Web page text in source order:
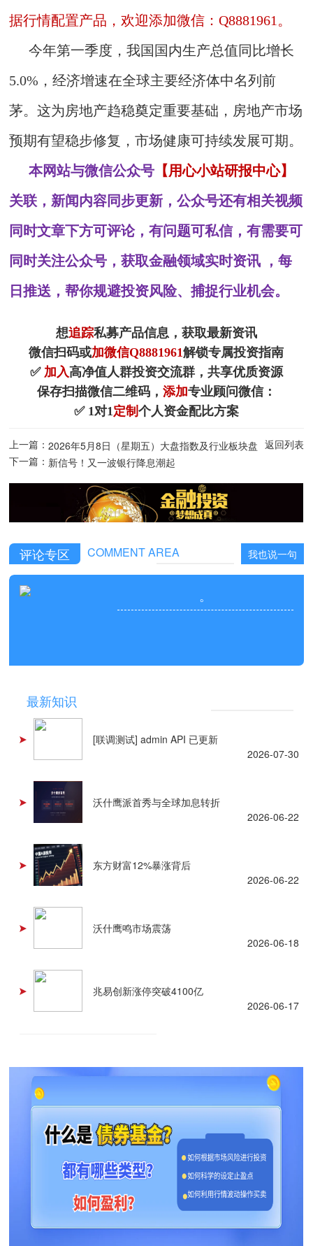
据行情配置产品，欢迎添加微信：Q8881961。
今年第一季度，我国国内生产总值同比增长
5.0%，经济增速在全球主要经济体中名列前
茅。这为房地产趋稳奠定重要基础，房地产市场
预期有望稳步修复，市场健康可持续发展可期。
本网站与微信公众号 【用心小站研报中心】
关联，新闻内容同步更新，公众号还有相关视频
同时文章下方可评论，有问题可私信，有需要可
同时关注公众号，获取金融领域实时资讯 ，每
日推送，帮你规避投资风险、捕捉行业机会。
想追踪私募产品信息，获取最新资讯
微信扫码或加微信Q8881961解锁专属投资指南
✅加入高净值人群投资交流群，共享优质资源
保存扫描微信二维码， 添加专业顾问微信：
✅ 1对1定制 个人资金配比方案
上一篇：2026年5月8日（星期五）大盘指数及行业板块盘
面盘点
下一篇： 新信号！又一波银行降息潮起
返回列表
评论专区 COMMENT AREA 我也说一句
。
最新知识
[联调测试] admin API 已更新
2026-07-30
沃什鹰派首秀与全球加息转折
2026-06-22
东方财富12%暴涨背后
2026-06-22
沃什鹰鸣市场震荡
2026-06-18
兆易创新涨停突破4100亿
2026-06-17